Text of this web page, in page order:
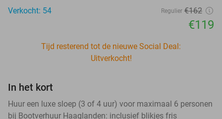
Verkocht: 54
Regulier €162
€119
Tijd resterend tot de nieuwe Social Deal:
Uitverkocht!
In het kort
Huur een luxe sloep (3 of 4 uur) voor maximaal 6 personen
bij Bootverhuur Haaglanden: inclusief blikjes fris